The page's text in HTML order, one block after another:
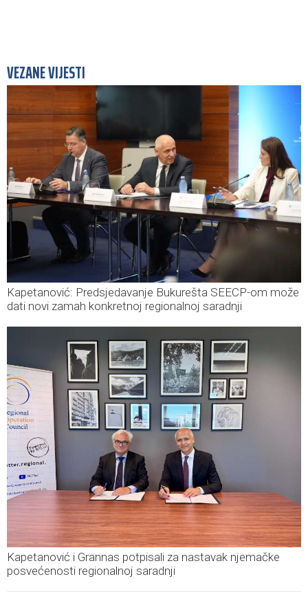
VEZANE VIJESTI
Kapetanović: Predsjedavanje Bukurešta SEECP-om može
dati novi zamah konkretnoj regionalnoj saradnji
Kapetanović i Grannas potpisali za nastavak njemačke
posvećenosti regionalnoj saradnji